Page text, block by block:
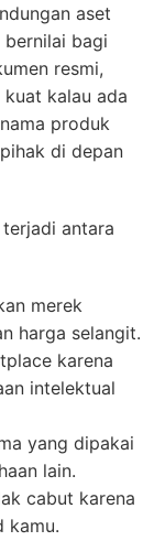
aset
bagi
resmi,
kalau ada
produk
di depan
antara
merek
harga selangit.
karena
intelektual
yang dipakai
lain.
cabut karena
kamu.